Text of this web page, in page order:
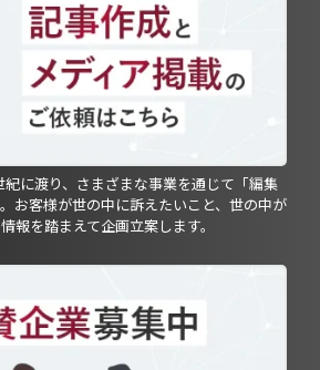
に渡り、さまざまな事業を通じて「編集
お客様が世の中に訴えたいこと、世の中が
報を踏まえて企画立案します。